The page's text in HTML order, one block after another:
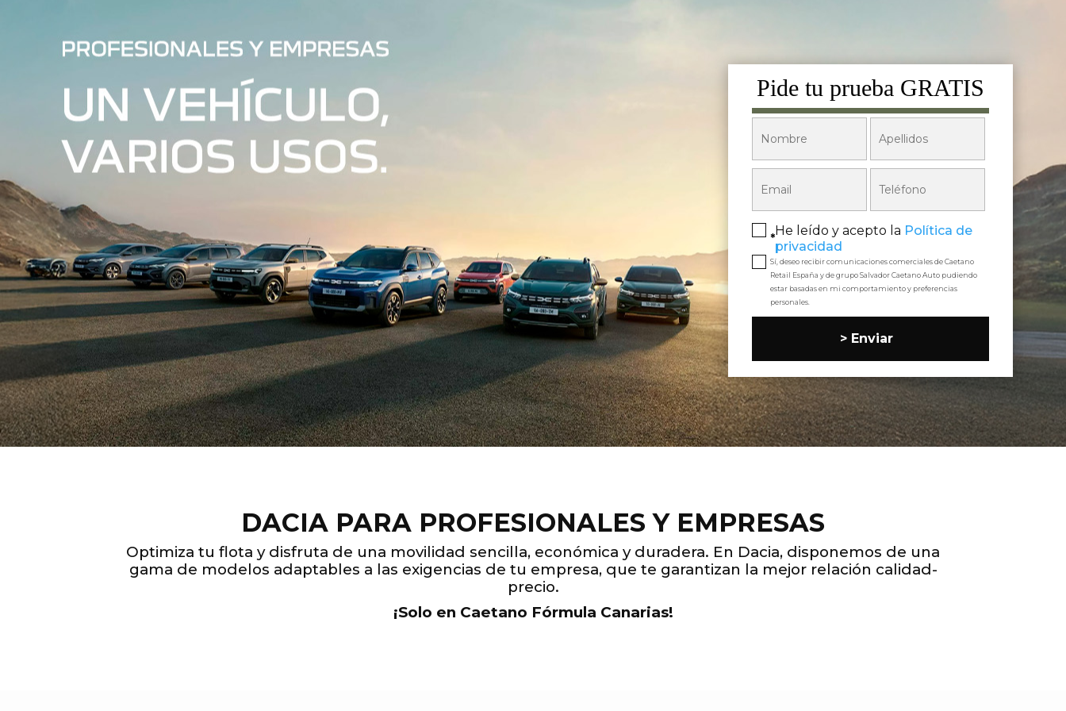
Pide tu prueba GRATIS
*
He leído y acepto la Política de
privacidad
Sí, deseo recibir comunicaciones comerciales de Caetano
Retail España y de grupo Salvador Caetano Auto pudiendo
estar basadas en mi comportamiento y preferencias
personales.
DACIA PARA PROFESIONALES Y EMPRESAS
Optimiza tu flota y disfruta de una movilidad sencilla, económica y duradera. En Dacia, disponemos de una
gama de modelos adaptables a las exigencias de tu empresa, que te garantizan la mejor relación calidad-
precio.
¡Solo en Caetano Fórmula Canarias!